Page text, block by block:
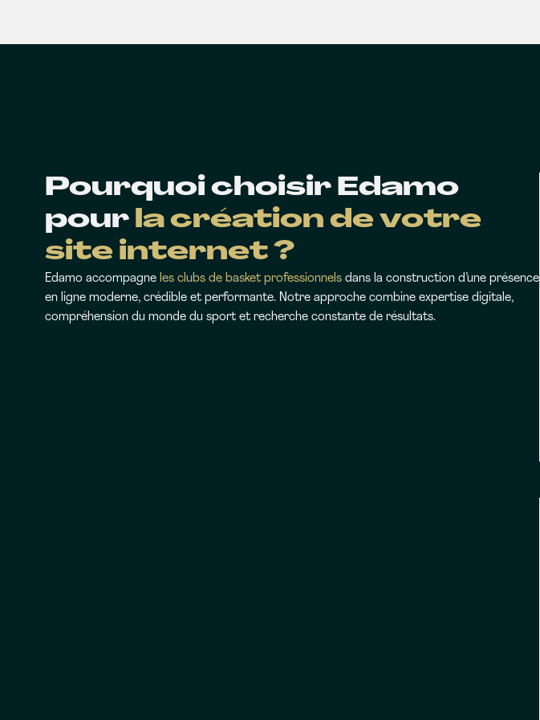
Pourquoi choisir Edamo
pour la création de votre
site internet ?
Edamo accompagne les clubs de basket professionnels dans la construction d’une présence
en ligne moderne, crédible et performante. Notre approche combine expertise digitale,
compréhension du monde du sport et recherche constante de résultats.